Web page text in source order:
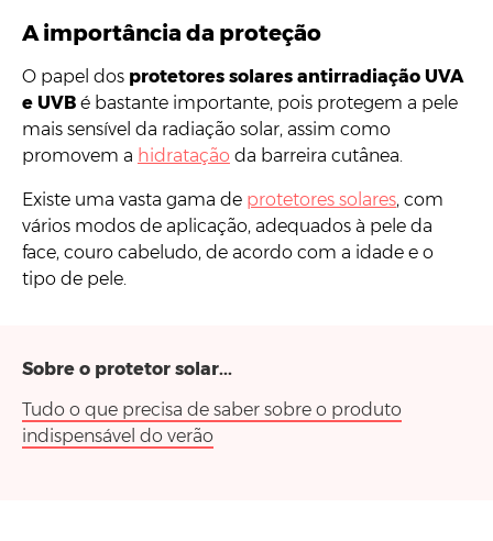
A importância da proteção
O papel dos protetores solares antirradiação UVA
e UVB é bastante importante, pois protegem a pele
mais sensível da radiação solar, assim como
promovem a hidratação da barreira cutânea.
Existe uma vasta gama de protetores solares, com
vários modos de aplicação, adequados à pele da
face, couro cabeludo, de acordo com a idade e o
tipo de pele.
Sobre o protetor solar...
Tudo o que precisa de saber sobre o produto
indispensável do verão